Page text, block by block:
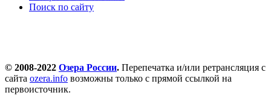
Поиск по сайту
© 2008-2022 Озера России. Перепечатка и/или ретрансляция с
сайта ozera.info возможны только с прямой ссылкой на
первоисточник.